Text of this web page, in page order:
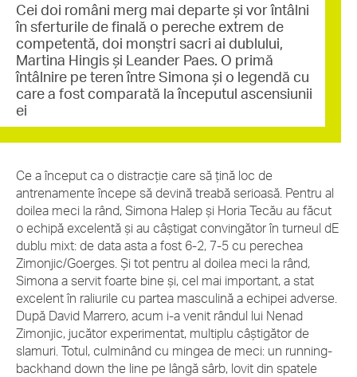
Cei doi români merg mai departe și vor întâlni
în sferturile de finală o pereche extrem de
competentă, doi monștri sacri ai dublului,
Martina Hingis și Leander Paes. O primă
întâlnire pe teren între Simona și o legendă cu
care a fost comparată la începutul ascensiunii
ei
Ce a început ca o distracție care să țină loc de
antrenamente începe să devină treabă serioasă. Pentru al
doilea meci la rând, Simona Halep și Horia Tecău au făcut
o echipă excelentă și au câștigat convingător în turneul dE
dublu mixt: de data asta a fost 6-2, 7-5 cu perechea
Zimonjic/Goerges. Și tot pentru al doilea meci la rând,
Simona a servit foarte bine și, cel mai important, a stat
excelent în raliurile cu partea masculină a echipei adverse.
După David Marrero, acum i-a venit rândul lui Nenad
Zimonjic, jucător experimentat, multiplu câștigător de
slamuri. Totul, culminând cu mingea de meci: un running-
backhand down the line pe lângă sârb, lovit din spatele